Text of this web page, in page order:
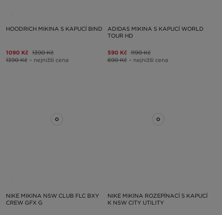
HOODRICH MIKINA S KAPUCÍ BIND
1090 Kč 1390 Kč
1390 Kč – nejnižší cena
ADIDAS MIKINA S KAPUCÍ WORLD
TOUR HD
590 Kč 1190 Kč
690 Kč – nejnižší cena
NIKE MIKINA NSW CLUB FLC BXY
CREW GFX G
NIKE MIKINA ROZEPÍNACÍ S KAPUCÍ
K NSW CITY UTILITY